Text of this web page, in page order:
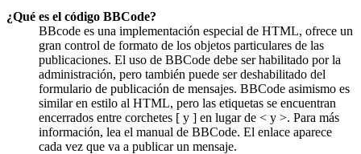
¿Qué es el código BBCode?
BBcode es una implementación especial de HTML, ofrece un
gran control de formato de los objetos particulares de las
publicaciones. El uso de BBCode debe ser habilitado por la
administración, pero también puede ser deshabilitado del
formulario de publicación de mensajes. BBCode asimismo es
similar en estilo al HTML, pero las etiquetas se encuentran
encerrados entre corchetes [ y ] en lugar de < y >. Para más
información, lea el manual de BBCode. El enlace aparece
cada vez que va a publicar un mensaje.